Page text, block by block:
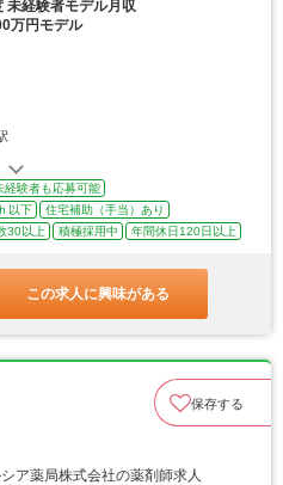
未経験者モデル月収
万円モデル
経験者も応募可能
以下
住宅補助（手当）あり
30以上 積極採用中 年間休日120日以上
この求人に興味がある
保存する
ア薬局株式会社の薬剤師求人